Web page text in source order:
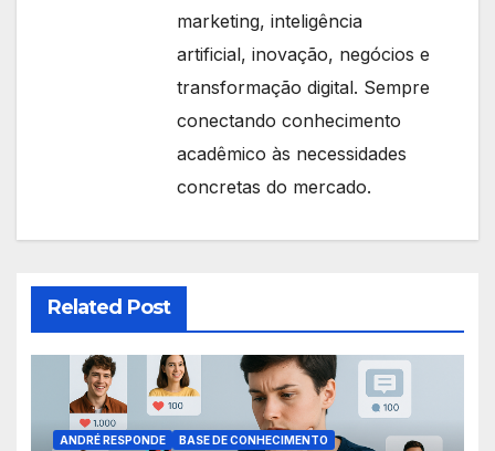
marketing, inteligência
artificial, inovação, negócios e
transformação digital. Sempre
conectando conhecimento
acadêmico às necessidades
concretas do mercado.
Related Post
ANDRÉ RESPONDE BASE DE CONHECIMENTO